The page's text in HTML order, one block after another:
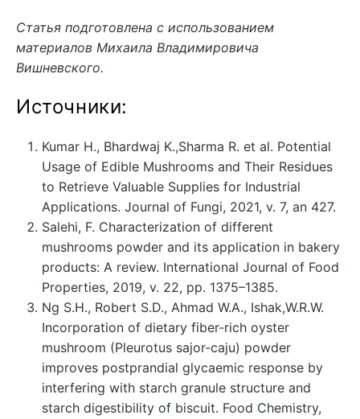
Статья подготовлена с использованием
материалов Михаила Владимировича
Вишневского.
Источники:
Kumar H., Bhardwaj K.,Sharma R. et al. Potential
Usage of Edible Mushrooms and Their Residues
to Retrieve Valuable Supplies for Industrial
Applications. Journal of Fungi, 2021, v. 7, an 427.
Salehi, F. Characterization of different
mushrooms powder and its application in bakery
products: A review. International Journal of Food
Properties, 2019, v. 22, pp. 1375–1385.
Ng S.H., Robert S.D., Ahmad W.A., Ishak,W.R.W.
Incorporation of dietary fiber-rich oyster
mushroom (Pleurotus sajor-caju) powder
improves postprandial glycaemic response by
interfering with starch granule structure and
starch digestibility of biscuit. Food Chemistry,